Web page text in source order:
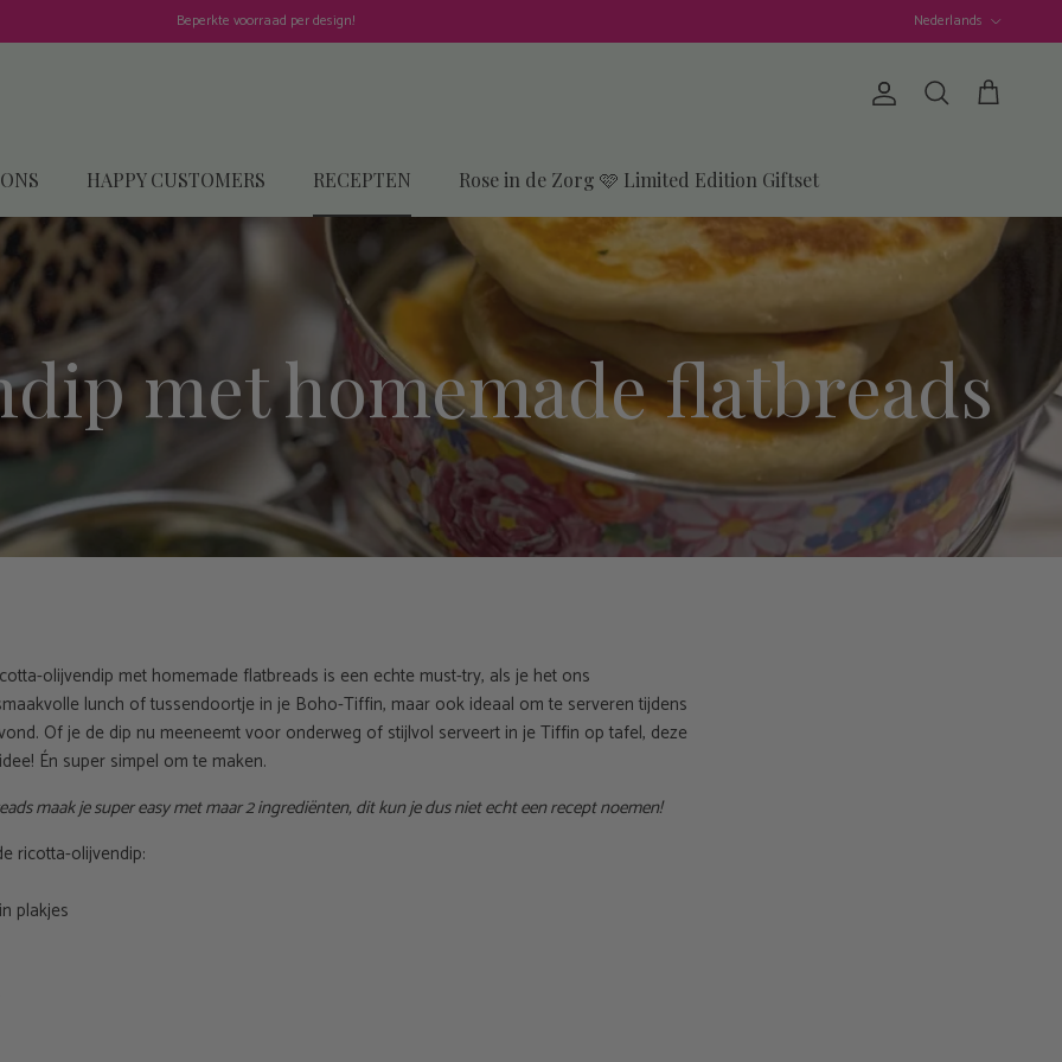
Beperkte voorraad per design! Nederlands
Account
Zoeken Winkelwagen
HAPPY CUSTOMERS RECEPTEN Rose in de Zorg 🩷 Limited Edition Giftset
met homemade flatbreads
olijvendip met homemade flatbreads is een echte must-try, als je het ons
lunch of tussendoortje in je Boho-Tiffin, maar ook ideaal om te serveren tijdens
Of je de dip nu meeneemt voor onderweg of stijlvol serveert in je Tiffin op tafel, deze
Én super simpel om te maken.
maak je super easy met maar 2 ingrediënten, dit kun je dus niet echt een recept noemen!
ricotta-olijvendip:
plakjes